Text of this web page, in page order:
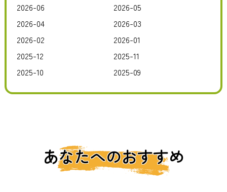
2026-06
2026-05
2026-04
2026-03
2026-02
2026-01
2025-12
2025-11
2025-10
2025-09
あなたへのおすすめ